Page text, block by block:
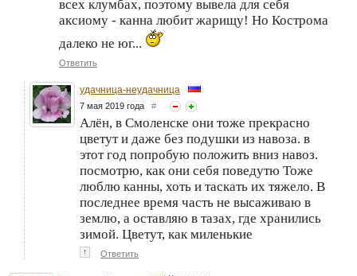
всех клумбах, поэтому вывела для себя
аксиому - канна любит жарищу! Но Кострома
далеко не юг...
Ответить
удачница-неудачница
7 мая 2019 года #
Алён, в Смоленске они тоже прекрасно
цветут и даже без подушки из навоза. в
этот год попробую положить вниз навоз.
посмотрю, как они себя поведутю Тоже
люблю канны, хоть и таскать их тяжело. В
последнее время часть не высаживаю в
землю, а оставляю в тазах, где хранились
зимой. Цветут, как миленькие
↑ Ответить